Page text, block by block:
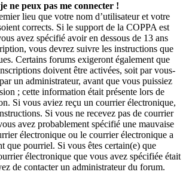
ne peux pas me connecter !
lieu que votre nom d’utilisateur et votre
corrects. Si le support de la COPPA est
avez spécifié avoir en dessous de 13 ans
vous devrez suivre les instructions que
Certains forums exigeront également que
doivent être activées, soit par vous-
un administrateur, avant que vous puissiez
; cette information était présente lors de
Si vous aviez reçu un courrier électronique,
Si vous ne recevez pas de courrier
avez probablement spécifié une mauvaise
électronique ou le courrier électronique a
que pourriel. Si vous êtes certain(e) que
électronique que vous avez spécifiée était
de contacter un administrateur du forum.